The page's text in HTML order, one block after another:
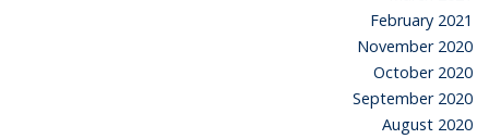
February 2021
November 2020
October 2020
September 2020
August 2020